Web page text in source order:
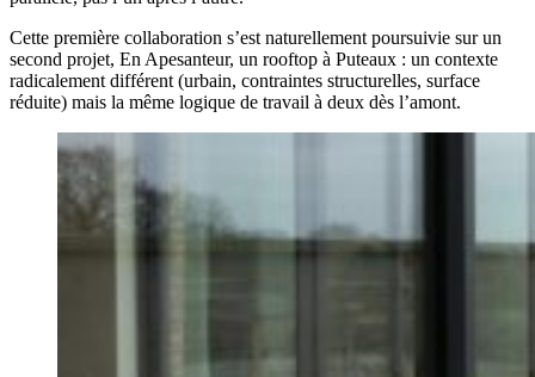
Cette première collaboration s’est naturellement poursuivie sur un
second projet, En Apesanteur, un rooftop à Puteaux : un contexte
radicalement différent (urbain, contraintes structurelles, surface
réduite) mais la même logique de travail à deux dès l’amont.